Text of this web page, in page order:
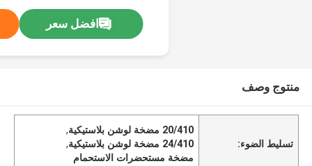
افضل سعر
منتوج وصف
تسليط الضوء:
20/410 مضخة لوشن بلاستيكية
,
24/410 مضخة لوشن بلاستيكية
,
مضخة مستحضرات الاستحمام